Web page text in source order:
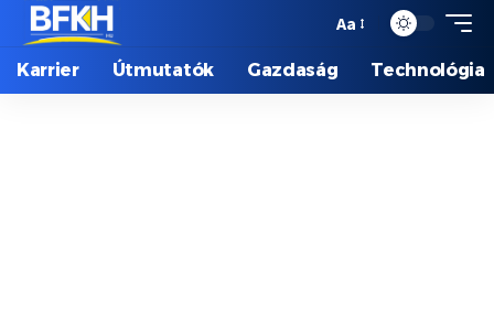
Aa
Karrier Útmutatók Gazdaság Technológia